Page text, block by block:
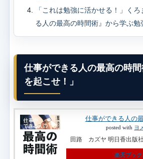
「これは勉強に活かせる！」く
る人の最高の時間術』から学ぶ勉
仕事ができる人の最高の時
を起こせ！」
仕事ができる人の
posted with ヨ
田路 カズヤ 明日香出版
楽天ブック